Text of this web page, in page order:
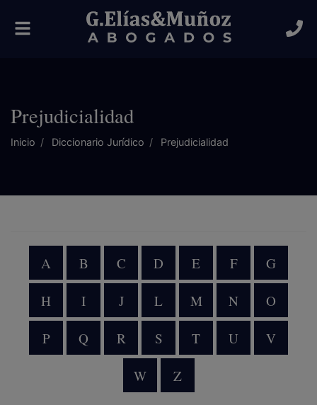
Alternar
navegación
Prejudicialidad
Inicio Diccionario Jurídico Prejudicialidad
A B C D E F G
H I J L M N O
P Q R S T U V
W Z